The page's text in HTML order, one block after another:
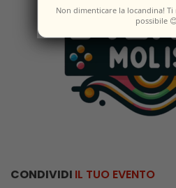
CONDIVIDI IL TUO EVENTO
Non dimenticare la locandina!
possibile